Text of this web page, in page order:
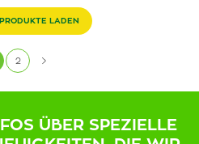
LADEN
2
ÜBER SPEZIELLE